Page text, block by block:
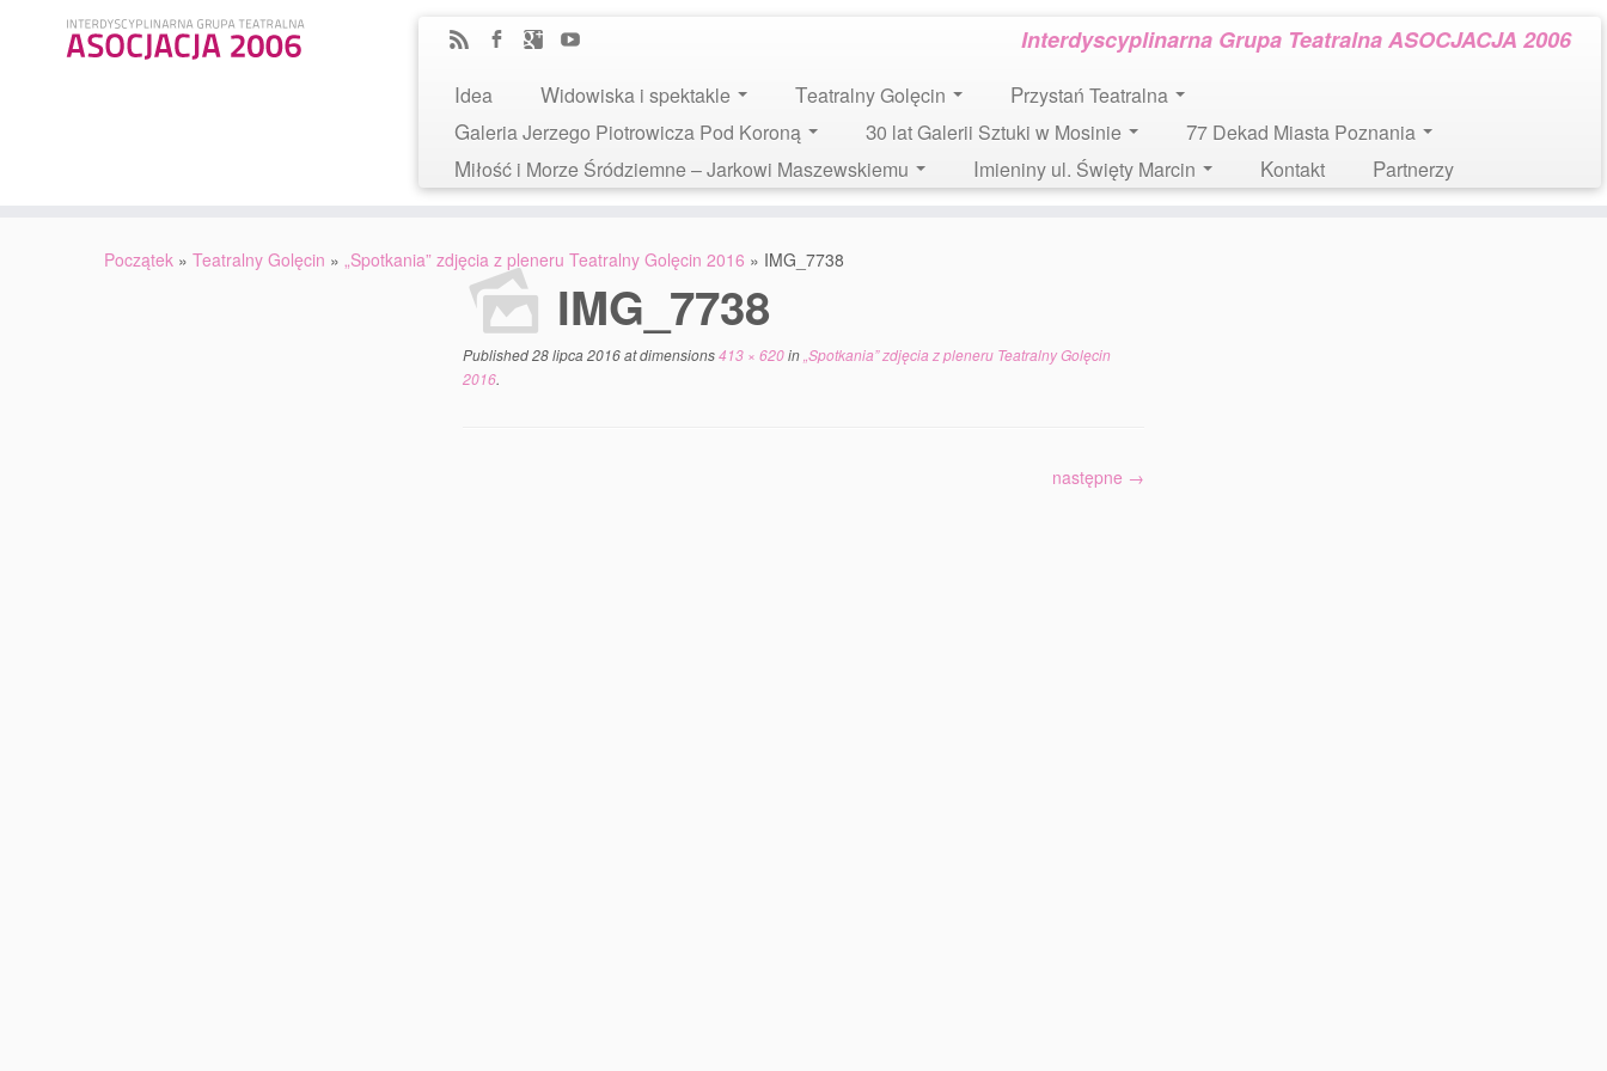
Interdyscyplinarna Grupa Teatralna ASOCJACJA 2006
Idea Widowiska i spektakle Teatralny Golęcin
Przystań Teatralna
Galeria Jerzego Piotrowicza Pod Koroną
30 lat Galerii Sztuki w Mosinie
77 Dekad Miasta Poznania
Miłość i Morze Śródziemne – Jarkowi Maszewskiemu
Imieniny ul. Święty Marcin Kontakt Partnerzy
Początek » Teatralny Golęcin » „Spotkania” zdjęcia z pleneru Teatralny Golęcin 2016 » IMG_7738
IMG_7738
Published28 lipca 2016at dimensions413 × 620in „Spotkania” zdjęcia z pleneru Teatralny Golęcin
2016.
następne →